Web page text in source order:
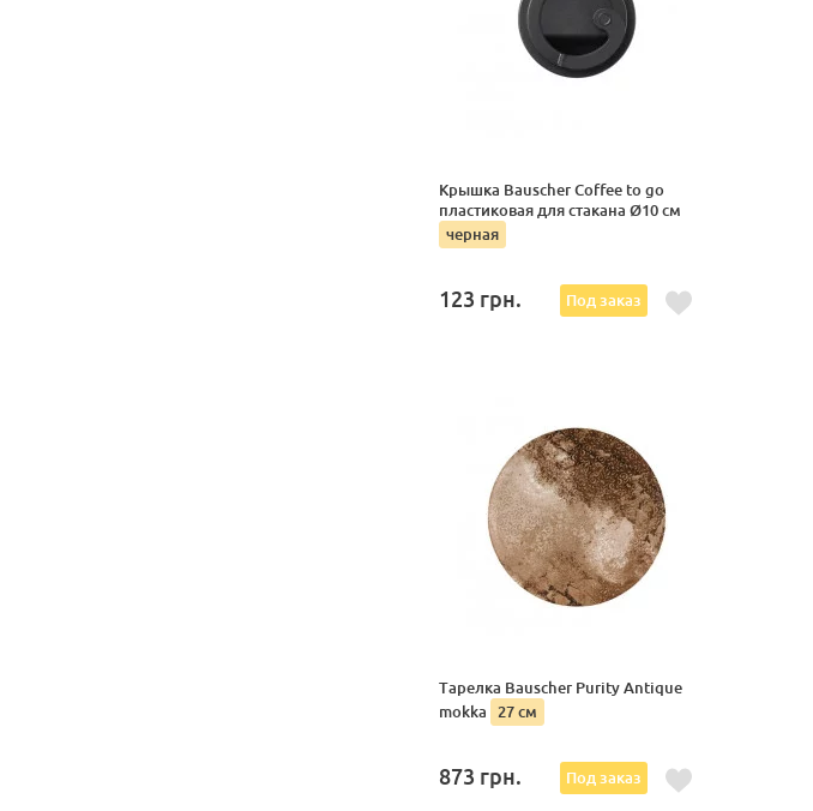
Крышка Bauscher Coffee to go
пластиковая для стакана Ø10 см
черная
123 грн. Под заказ
Тарелка Bauscher Purity Antique
mokka 27 см
873 грн. Под заказ